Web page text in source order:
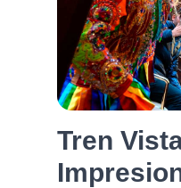
Tren